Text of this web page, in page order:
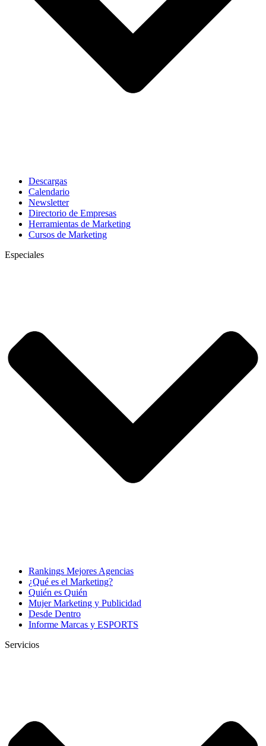
Descargas
Calendario
Newsletter
Directorio de Empresas
Herramientas de Marketing
Cursos de Marketing
Especiales
Rankings Mejores Agencias
¿Qué es el Marketing?
Quién es Quién
Mujer Marketing y Publicidad
Desde Dentro
Informe Marcas y ESPORTS
Servicios